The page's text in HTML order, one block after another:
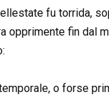
fu torrida,
opprimente fin dal
o forse